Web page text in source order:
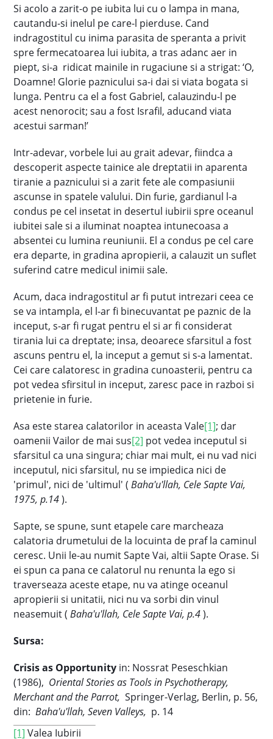
Si acolo a zarit-o pe iubita lui cu o lampa in mana,
cautandu-si inelul pe care-l pierduse. Cand
indragostitul cu inima parasita de speranta a privit
spre fermecatoarea lui iubita, a tras adanc aer in
piept, si-a ridicat mainile in rugaciune si a strigat: ‘O,
Doamne! Glorie paznicului sa-i dai si viata bogata si
lunga. Pentru ca el a fost Gabriel, calauzindu-l pe
acest nenorocit; sau a fost Israfil, aducand viata
acestui sarman!’
Intr-adevar, vorbele lui au grait adevar, fiindca a
descoperit aspecte tainice ale dreptatii in aparenta
tiranie a paznicului si a zarit fete ale compasiunii
ascunse in spatele valului. Din furie, gardianul l-a
condus pe cel insetat in desertul iubirii spre oceanul
iubitei sale si a iluminat noaptea intunecoasa a
absentei cu lumina reuniunii. El a condus pe cel care
era departe, in gradina apropierii, a calauzit un suflet
suferind catre medicul inimii sale.
Acum, daca indragostitul ar fi putut intrezari ceea ce
se va intampla, el l-ar fi binecuvantat pe paznic de la
inceput, s-ar fi rugat pentru el si ar fi considerat
tirania lui ca dreptate; insa, deoarece sfarsitul a fost
ascuns pentru el, la inceput a gemut si s-a lamentat.
Cei care calatoresc in gradina cunoasterii, pentru ca
pot vedea sfirsitul in inceput, zaresc pace in razboi si
prietenie in furie.
Asa este starea calatorilor in aceasta Vale[1]; dar
oamenii Vailor de mai sus[2] pot vedea inceputul si
sfarsitul ca una singura; chiar mai mult, ei nu vad nici
inceputul, nici sfarsitul, nu se impiedica nici de
'primul', nici de 'ultimul' ( Baha'u'llah, Cele Sapte Vai,
1975, p.14).
Sapte, se spune, sunt etapele care marcheaza
calatoria drumetului de la locuinta de praf la caminul
ceresc. Unii le-au numit Sapte Vai, altii Sapte Orase. Si
ei spun ca pana ce calatorul nu renunta la ego si
traverseaza aceste etape, nu va atinge oceanul
apropierii si unitatii, nici nu va sorbi din vinul
neasemuit ( Baha'u'llah, Cele Sapte Vai, p.4).
Sursa:
Crisis as Opportunity in: Nossrat Peseschkian
(1986), Oriental Stories as Tools in Psychotherapy,
Merchant and the Parrot, Springer-Verlag, Berlin, p. 56,
din: Baha'u'llah, Seven Valleys, p. 14
[1] Valea Iubirii